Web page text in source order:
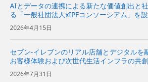
AIとデータの連携による新たな価値創出と
る「一般社団法人xIPFコンソーシアム」を
散環境下で安全かつ柔軟に活用できるAIス
～
2026年4月15日
セブン-イレブンのリアル店舗とデジタルを
お客様体験および次世代生活インフラの共
2026年7月31日